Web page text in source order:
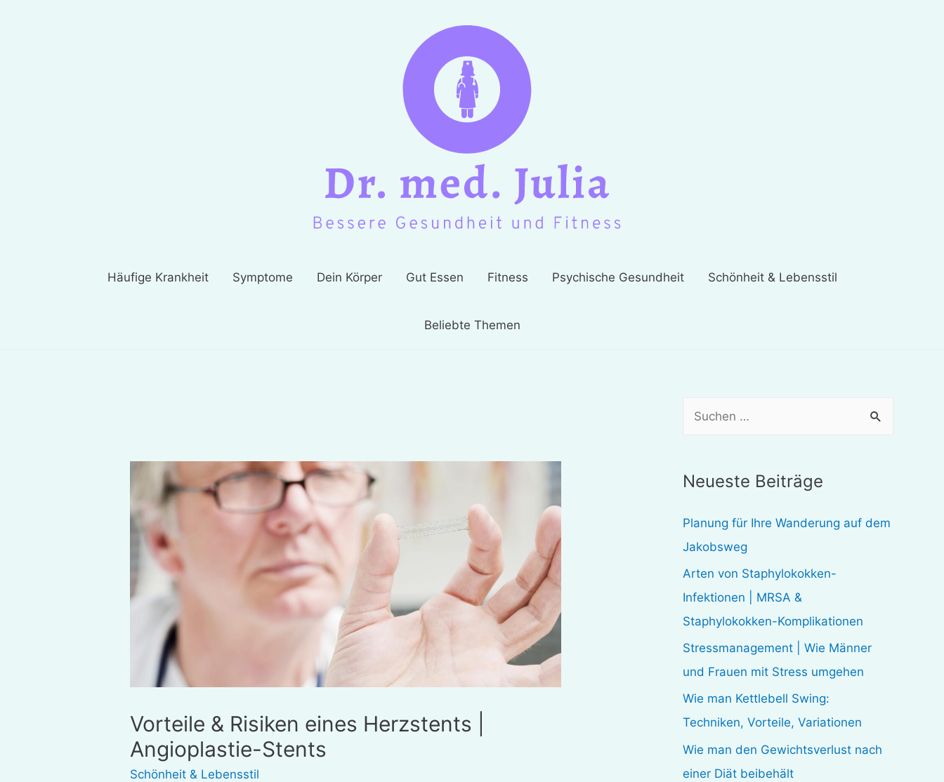
Häufige Krankheit Symptome Dein Körper Gut Essen Fitness Psychische Gesundheit Schönheit & Lebensstil
Beliebte Themen
Vorteile & Risiken eines Herzstents |
Angioplastie-Stents
Schönheit & Lebensstil
h
n
n
a
c
h
:
Neueste Beiträge
Planung für Ihre Wanderung auf dem
Jakobsweg
Arten von Staphylokokken-
Infektionen | MRSA &
Staphylokokken-Komplikationen
Stressmanagement | Wie Männer
und Frauen mit Stress umgehen
Wie man Kettlebell Swing:
Techniken, Vorteile, Variationen
Wie man den Gewichtsverlust nach
einer Diät beibehält